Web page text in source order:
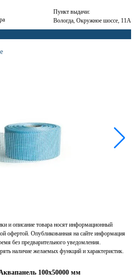
Пункт выдачи:
Вологда, Окружное шоссе, 11А
100х50000 мм
и описание товара носят информационный
офертой. Опубликованная на сайте информация
без предварительного уведомления.
наличие желаемых функций и характеристик.